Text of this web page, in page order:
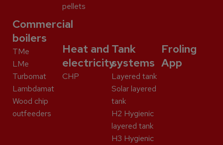
pellets
Commercial
boilers
TMe
LMe
Turbomat
Lambdamat
Wood chip
outfeeders
Heat and
electricity
CHP
Tank
systems
Layered tank
Solar layered
tank
H2 Hygienic
layered tank
H3 Hygienic
Froling
App